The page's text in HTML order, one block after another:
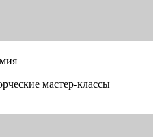
мастер-классы